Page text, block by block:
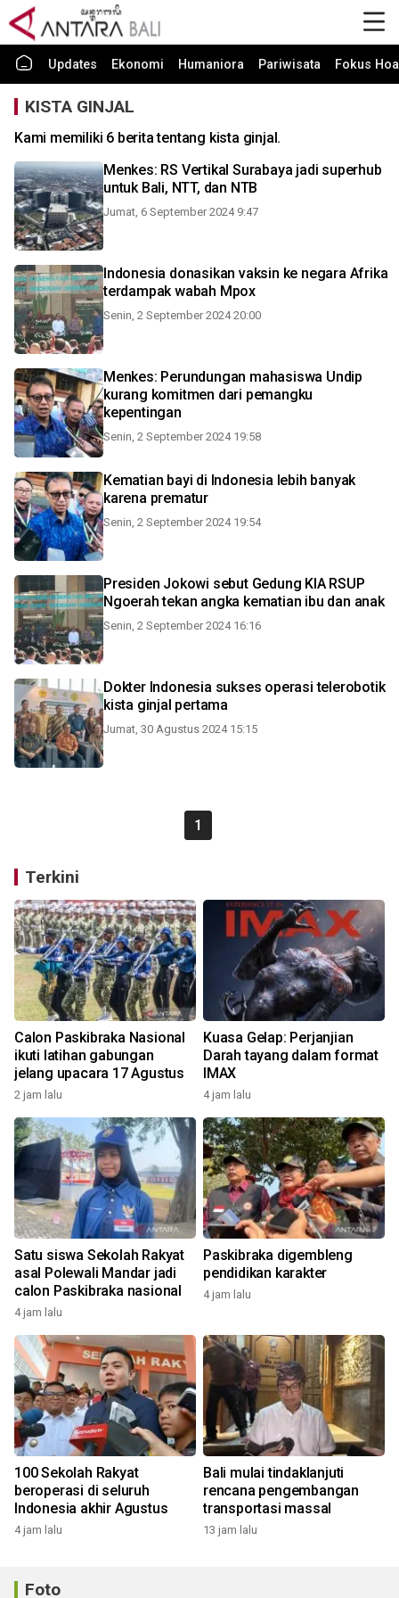
Updates Ekonomi Humaniora Pariwisata Fokus
KISTA GINJAL
Kami memiliki 6 berita tentang kista ginjal.
Menkes: RS Vertikal Surabaya jadi superhub
untuk Bali, NTT, dan NTB
Jumat, 6 September 2024 9:47
Indonesia donasikan vaksin ke negara Afrika
terdampak wabah Mpox
Senin, 2 September 2024 20:00
Menkes: Perundungan mahasiswa Undip
kurang komitmen dari pemangku
kepentingan
Senin, 2 September 2024 19:58
Kematian bayi di Indonesia lebih banyak
karena prematur
Senin, 2 September 2024 19:54
Presiden Jokowi sebut Gedung KIA RSUP
Ngoerah tekan angka kematian ibu dan anak
Senin, 2 September 2024 16:16
Dokter Indonesia sukses operasi telerobotik
kista ginjal pertama
Jumat, 30 Agustus 2024 15:15
1
Terkini
Calon Paskibraka Nasional
ikuti latihan gabungan
jelang upacara 17 Agustus
2 jam lalu
Kuasa Gelap: Perjanjian
Darah tayang dalam format
IMAX
4 jam lalu
Satu siswa Sekolah Rakyat
asal Polewali Mandar jadi
calon Paskibraka nasional
4 jam lalu
Paskibraka digembleng
pendidikan karakter
4 jam lalu
100 Sekolah Rakyat
beroperasi di seluruh
Indonesia akhir Agustus
4 jam lalu
Bali mulai tindaklanjuti
rencana pengembangan
transportasi massal
13 jam lalu
Foto